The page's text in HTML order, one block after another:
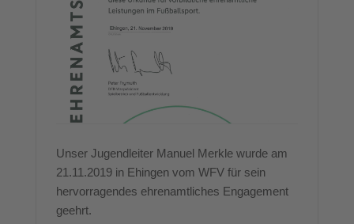
Unser Jugendleiter Manuel Merkle wurde am
21.11.2019 in Ehingen vom WFV für sein
hervorragendes ehrenamtliches Engagement
geehrt.